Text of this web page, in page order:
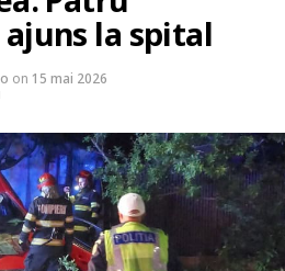
la spital
on 15 mai 2026